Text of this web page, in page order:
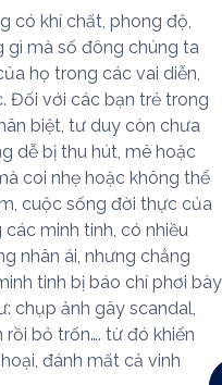
có khí chất, phong độ,
gì mà số đông chúng ta
họ trong các vai diễn,
Đối với các bạn trẻ trong
biệt, tư duy còn chưa
dễ bị thu hút, mê hoặc
coi nhẹ hoặc không thể
cuộc sống đời thực của
minh tinh, có nhiều
nhân ái, nhưng chẳng
tinh bị báo chí phơi bày
chụp ảnh gây scandal,
bỏ trốn…. từ đó khiến
đánh mất cả vinh